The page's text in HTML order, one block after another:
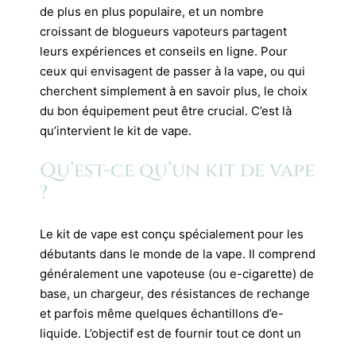
de plus en plus populaire, et un nombre
croissant de blogueurs vapoteurs partagent
leurs expériences et conseils en ligne. Pour
ceux qui envisagent de passer à la vape, ou qui
cherchent simplement à en savoir plus, le choix
du bon équipement peut être crucial. C’est là
qu’intervient le kit de vape.
Qu’est-ce qu’un kit de vape
?
Le kit de vape est conçu spécialement pour les
débutants dans le monde de la vape. Il comprend
généralement une vapoteuse (ou e-cigarette) de
base, un chargeur, des résistances de rechange
et parfois même quelques échantillons d’e-
liquide. L’objectif est de fournir tout ce dont un